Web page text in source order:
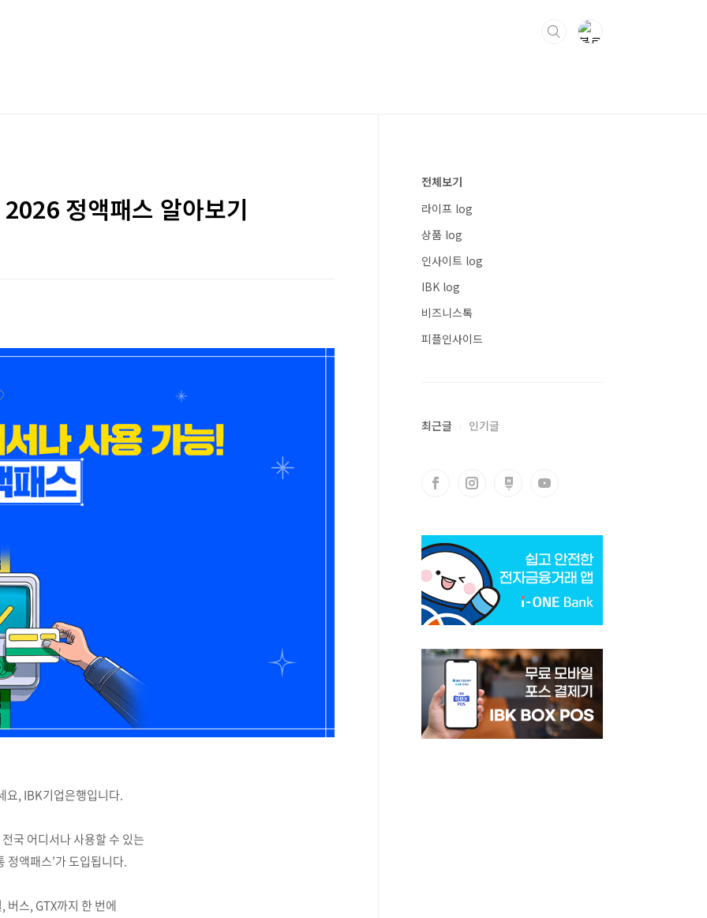
정액패스 알아보기
요, IBK기업은행입니다.
국 어디서나 사용할 수 있는
정액패스’가 도입됩니다.
버스, GTX까지 한 번에
전체보기
라이프 log
상품 log
인사이트 log
IBK log
비즈니스톡
피플인사이드
최근글 인기글